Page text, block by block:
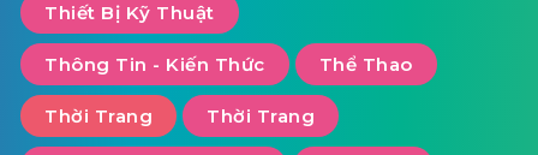
Thiết Bị Kỹ Thuật
Thông Tin - Kiến Thức Thể Thao
Thời Trang Thời Trang